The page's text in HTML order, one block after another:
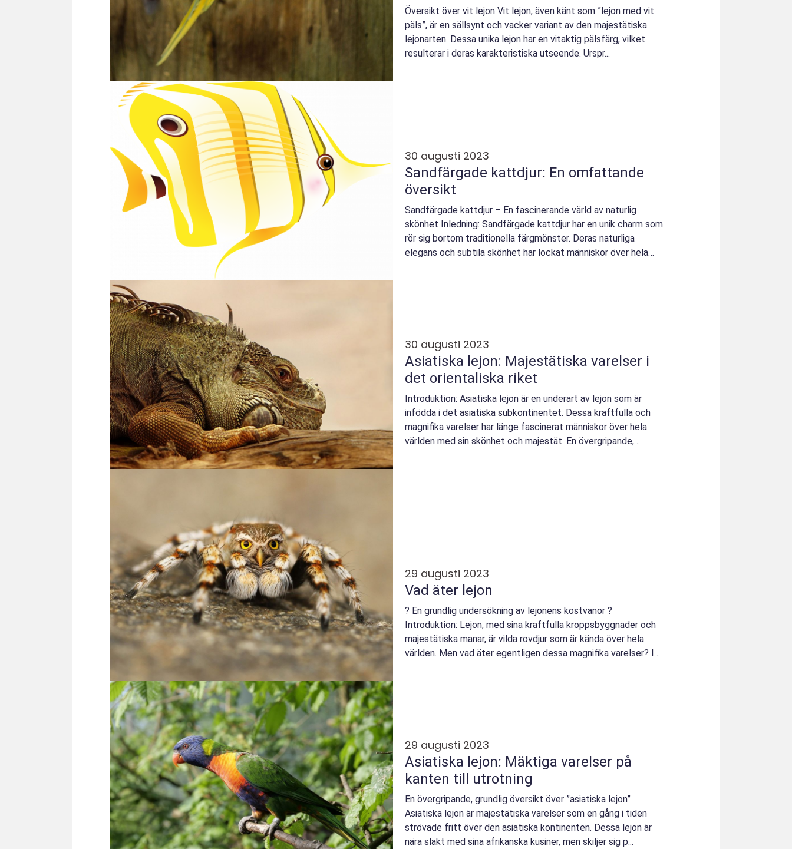
Översikt över vit lejon Vit lejon, även känt som ”lejon med vit
päls”, är en sällsynt och vacker variant av den majestätiska
lejonarten. Dessa unika lejon har en vitaktig pälsfärg, vilket
resulterar i deras karakteristiska utseende. Urspr...
30 augusti 2023
Sandfärgade kattdjur: En omfattande
översikt
Sandfärgade kattdjur – En fascinerande värld av naturlig
skönhet Inledning: Sandfärgade kattdjur har en unik charm som
rör sig bortom traditionella färgmönster. Deras naturliga
elegans och subtila skönhet har lockat människor över hela
30 augusti 2023
Asiatiska lejon: Majestätiska varelser i
det orientaliska riket
Introduktion: Asiatiska lejon är en underart av lejon som är
infödda i det asiatiska subkontinentet. Dessa kraftfulla och
magnifika varelser har länge fascinerat människor över hela
världen med sin skönhet och majestät. En övergripande,
29 augusti 2023
Vad äter lejon
? En grundlig undersökning av lejonens kostvanor ?
Introduktion: Lejon, med sina kraftfulla kroppsbyggnader och
majestätiska manar, är vilda rovdjur som är kända över hela
världen. Men vad äter egentligen dessa magnifika varelser? I
29 augusti 2023
Asiatiska lejon: Mäktiga varelser på
kanten till utrotning
En övergripande, grundlig översikt över ”asiatiska lejon”
Asiatiska lejon är majestätiska varelser som en gång i tiden
strövade fritt över den asiatiska kontinenten. Dessa lejon är
nära släkt med sina afrikanska kusiner, men skiljer sig p...